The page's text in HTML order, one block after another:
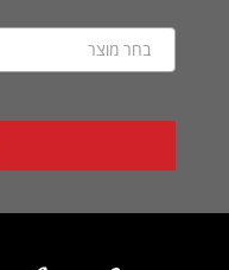
בחר מוצר